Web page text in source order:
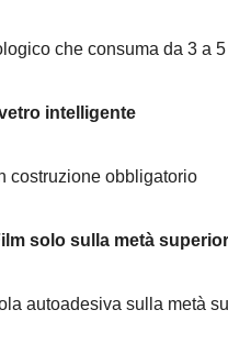
che consuma da 3 a
intelligente
costruzione obbligatorio
solo sulla metà
autoadesiva sulla metà